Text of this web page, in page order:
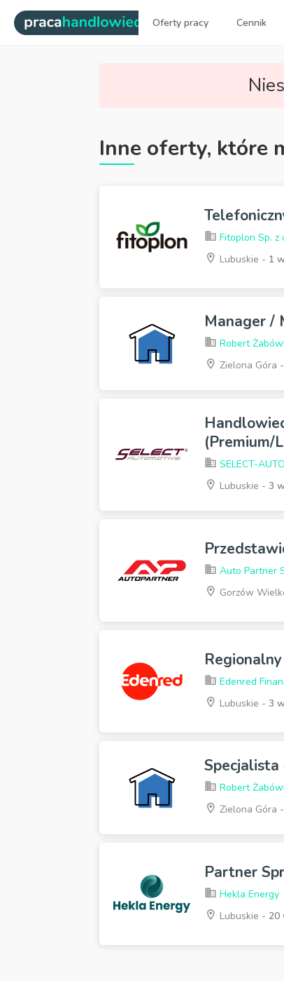
| Najlepsi ludzie
Oferty pracy Cennik
Inne oferty, które
Fitoplon Sp. z
Lubuskie - 1
Manager /
Robert
Zielona Góra -
(Premium/
SELECT-
Lubuskie - 3
Auto Partner
Gorzów
Edenred
Lubuskie - 3
Specjalista
Robert
Zielona Góra -
Partner
Hekla Energy
Lubuskie - 20